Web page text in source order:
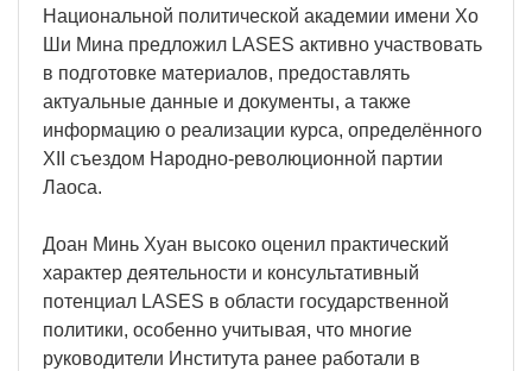
Национальной политической академии имени Хо
Ши Мина предложил LASES активно участвовать
в подготовке материалов, предоставлять
актуальные данные и документы, а также
информацию о реализации курса, определённого
XII съездом Народно-революционной партии
Лаоса.
Доан Минь Хуан высоко оценил практический
характер деятельности и консультативный
потенциал LASES в области государственной
политики, особенно учитывая, что многие
руководители Института ранее работали в